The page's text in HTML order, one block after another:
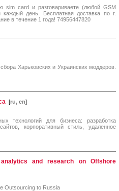
sim card и разговариваете (любой GSM
день. Бесплатная доставка по г.
в течение 1 года! 74956447820
Харьковских и Украинских моддеров.
[ru, en]
технологий для бизнеса: разработка
корпоративный стиль, удаленное
and research on Offshore
Outsourcing to Russia